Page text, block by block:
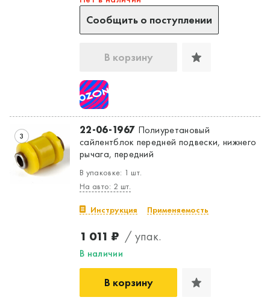
Сообщить о поступлении
В корзину
3 22-06-1967 Полиуретановый
сайлентблок передней подвески, нижнего
рычага, передний
В упаковке: 1 шт.
На авто: 2 шт.
Инструкция Применяемость
1 011 ₽ / упак.
В наличии
В корзину